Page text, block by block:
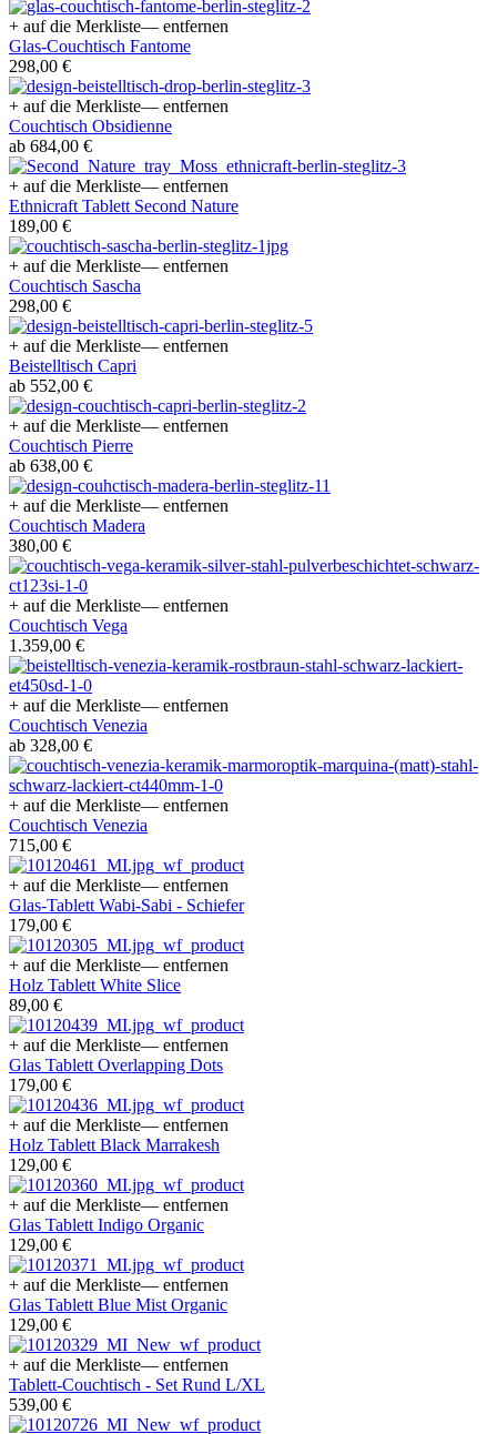
+ auf die Merkliste— entfernen
Glas-Couchtisch Fantome
298,00 €
+ auf die Merkliste— entfernen
Couchtisch Obsidienne
ab 684,00 €
+ auf die Merkliste— entfernen
Ethnicraft Tablett Second Nature
189,00 €
+ auf die Merkliste— entfernen
Couchtisch Sascha
298,00 €
+ auf die Merkliste— entfernen
Beistelltisch Capri
ab 552,00 €
+ auf die Merkliste— entfernen
Couchtisch Pierre
ab 638,00 €
+ auf die Merkliste— entfernen
Couchtisch Madera
380,00 €
+ auf die Merkliste— entfernen
Couchtisch Vega
1.359,00 €
+ auf die Merkliste— entfernen
Couchtisch Venezia
ab 328,00 €
+ auf die Merkliste— entfernen
Couchtisch Venezia
715,00 €
+ auf die Merkliste— entfernen
Glas-Tablett Wabi-Sabi - Schiefer
179,00 €
+ auf die Merkliste— entfernen
Holz Tablett White Slice
89,00 €
+ auf die Merkliste— entfernen
Glas Tablett Overlapping Dots
179,00 €
+ auf die Merkliste— entfernen
Holz Tablett Black Marrakesh
129,00 €
+ auf die Merkliste— entfernen
Glas Tablett Indigo Organic
129,00 €
+ auf die Merkliste— entfernen
Glas Tablett Blue Mist Organic
129,00 €
+ auf die Merkliste— entfernen
Tablett-Couchtisch - Set Rund L/XL
539,00 €